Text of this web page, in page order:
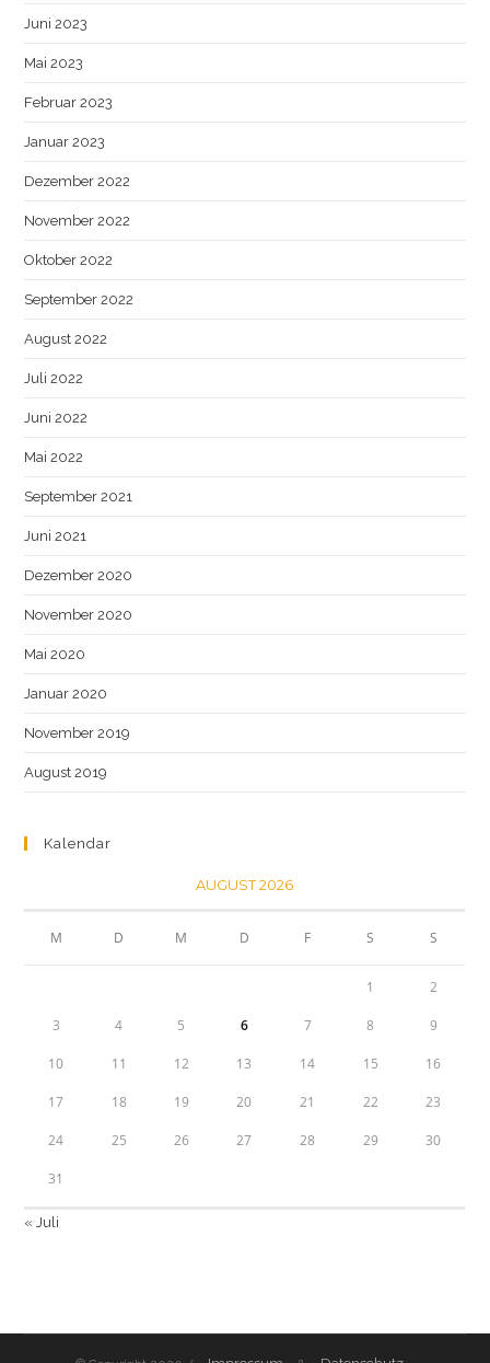
Juni 2023
Mai 2023
Februar 2023
Januar 2023
Dezember 2022
November 2022
Oktober 2022
September 2022
August 2022
Juli 2022
Juni 2022
Mai 2022
September 2021
Juni 2021
Dezember 2020
November 2020
Mai 2020
Januar 2020
November 2019
August 2019
Kalendar
AUGUST 2026
M D M D F S S
1 2
3 4 5 6 7 8 9
10 11 12 13 14 15 16
17 18 19 20 21 22 23
24 25 26 27 28 29 30
31
« Juli